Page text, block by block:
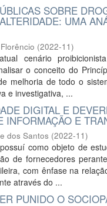
SOBRE
UMA
(2022-11)
cenário
o conceito do
melhoria de todo o
e investigativa, ...
DIGITAL E
INFORMAÇÃO E
dos Santos (2022-11)
como objeto de
de fornecedores
com ênfase na
através do ...
PUNIDO O